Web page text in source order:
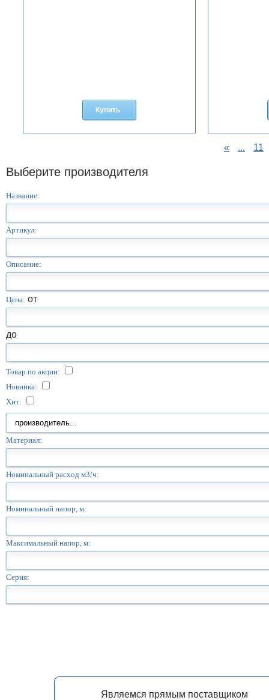
Выберите производителя
Название:
Артикул:
Описание:
Цена: от
до
Товар по акции:
Новинка:
Хит:
Материал:
Номинальный расход м3/ч:
Номинальный напор, м:
Максимальный напор, м:
Серия:
Купить
« ... 11
Являемся прямым поставщиком